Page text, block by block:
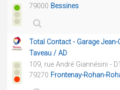
79000 Bessines
Total Contact - Garage Jean-
Taveau / AD
109, rue André Giannésini -
79270 Frontenay-Rohan-